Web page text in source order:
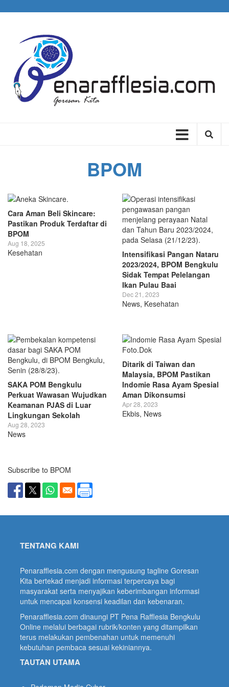
to
BPOM
Cara Aman Beli Skincare:
Pastikan Produk Terdaftar di
BPOM
Aug 18, 2025
Kesehatan
Intensifikasi Pangan Nataru
2023/2024, BPOM Bengkulu
Sidak Tempat Pelelangan
Ikan Pulau Baai
Dec 21, 2023
News, Kesehatan
SAKA POM Bengkulu
Perkuat Wawasan Wujudkan
Keamanan PJAS di Luar
Lingkungan Sekolah
Aug 28, 2023
News
Ditarik di Taiwan dan
Malaysia, BPOM Pastikan
Indomie Rasa Ayam Spesial
Aman Dikonsumsi
Apr 28, 2023
Ekbis, News
Subscribe to BPOM
TENTANG KAMI
Penarafflesia.com dengan mengusung tagline Goresan
Kita bertekad menjadi informasi terpercaya bagi
masyarakat serta menyajikan keberimbangan informasi
untuk mencapai konsensi keadilan dan kebenaran.
Penarafflesia.com dinaungi PT Pena Rafflesia Bengkulu
Online melalui berbagai rubrik/konten yang ditampilkan
terus melakukan pembenahan untuk memenuhi
kebutuhan pembaca sesuai kekiniannya.
TAUTAN UTAMA